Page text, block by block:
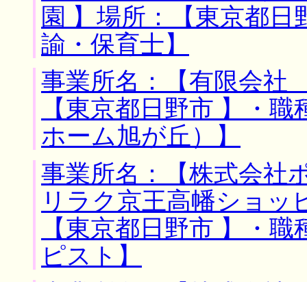
園 】場所：【東京都日
諭・保育士】
事業所名：【有限会
【東京都日野市 】・
ホーム旭が丘）】
事業所名：【株式会
リラク京王高幡ショッ
【東京都日野市 】・
ピスト】